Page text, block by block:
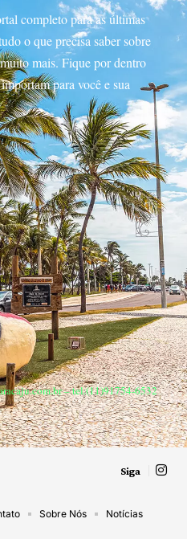
completo para as últimas
o que precisa saber sobre
mais. Fique por dentro
para você e sua
– tel.(11)91754-6532
Siga
Sobre Nós Notícias